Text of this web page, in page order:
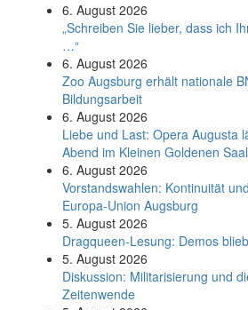
6. August 2026
„Schreiben Sie lieber, dass ich
…“
6. August 2026
Zoo Augsburg erhält nationale
Bildungsarbeit
6. August 2026
Liebe und Last: Opera Augusta
Abend im Kleinen Goldenen Saal
6. August 2026
Vorstandswahlen: Kontinuität
Europa-Union Augsburg
5. August 2026
Dragqueen-Lesung: Demos
5. August 2026
Diskussion: Mi­li­ta­ri­sie­rung und
Zeitenwende